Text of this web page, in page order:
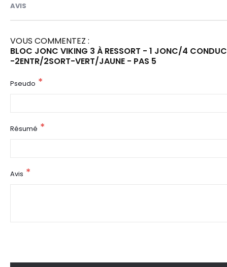
AVIS
VOUS COMMENTEZ :
BLOC JONC VIKING 3 À RESSORT - 1 JONC/4 CONDUC
-2ENTR/2SORT-VERT/JAUNE - PAS 5
Pseudo
Résumé
Avis